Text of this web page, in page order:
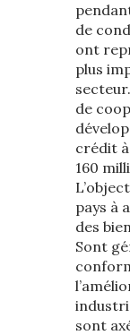
de
ont
plus
de
crédit
160
pays à
des
Sont
sont